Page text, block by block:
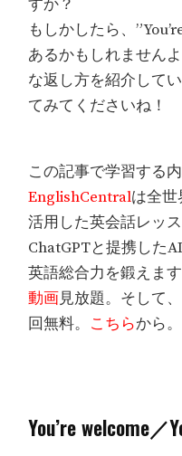
すか？
もしかしたら、
あるかもしれません
な返し方を紹介して
てみてくださいね！
この記事で学習する
EnglishCentralは全
活用した英会話レッ
ChatGPTと提携した
英語総合力を鍛えま
動画見放題。そして
回無料。 こちらから。
You’re welcome／